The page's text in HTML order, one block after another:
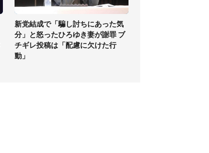
新党結成で「騙し討ちにあった気
分」と怒ったひろゆき妻が謝罪 ブ
チギレ投稿は「配慮に欠けた行
動」